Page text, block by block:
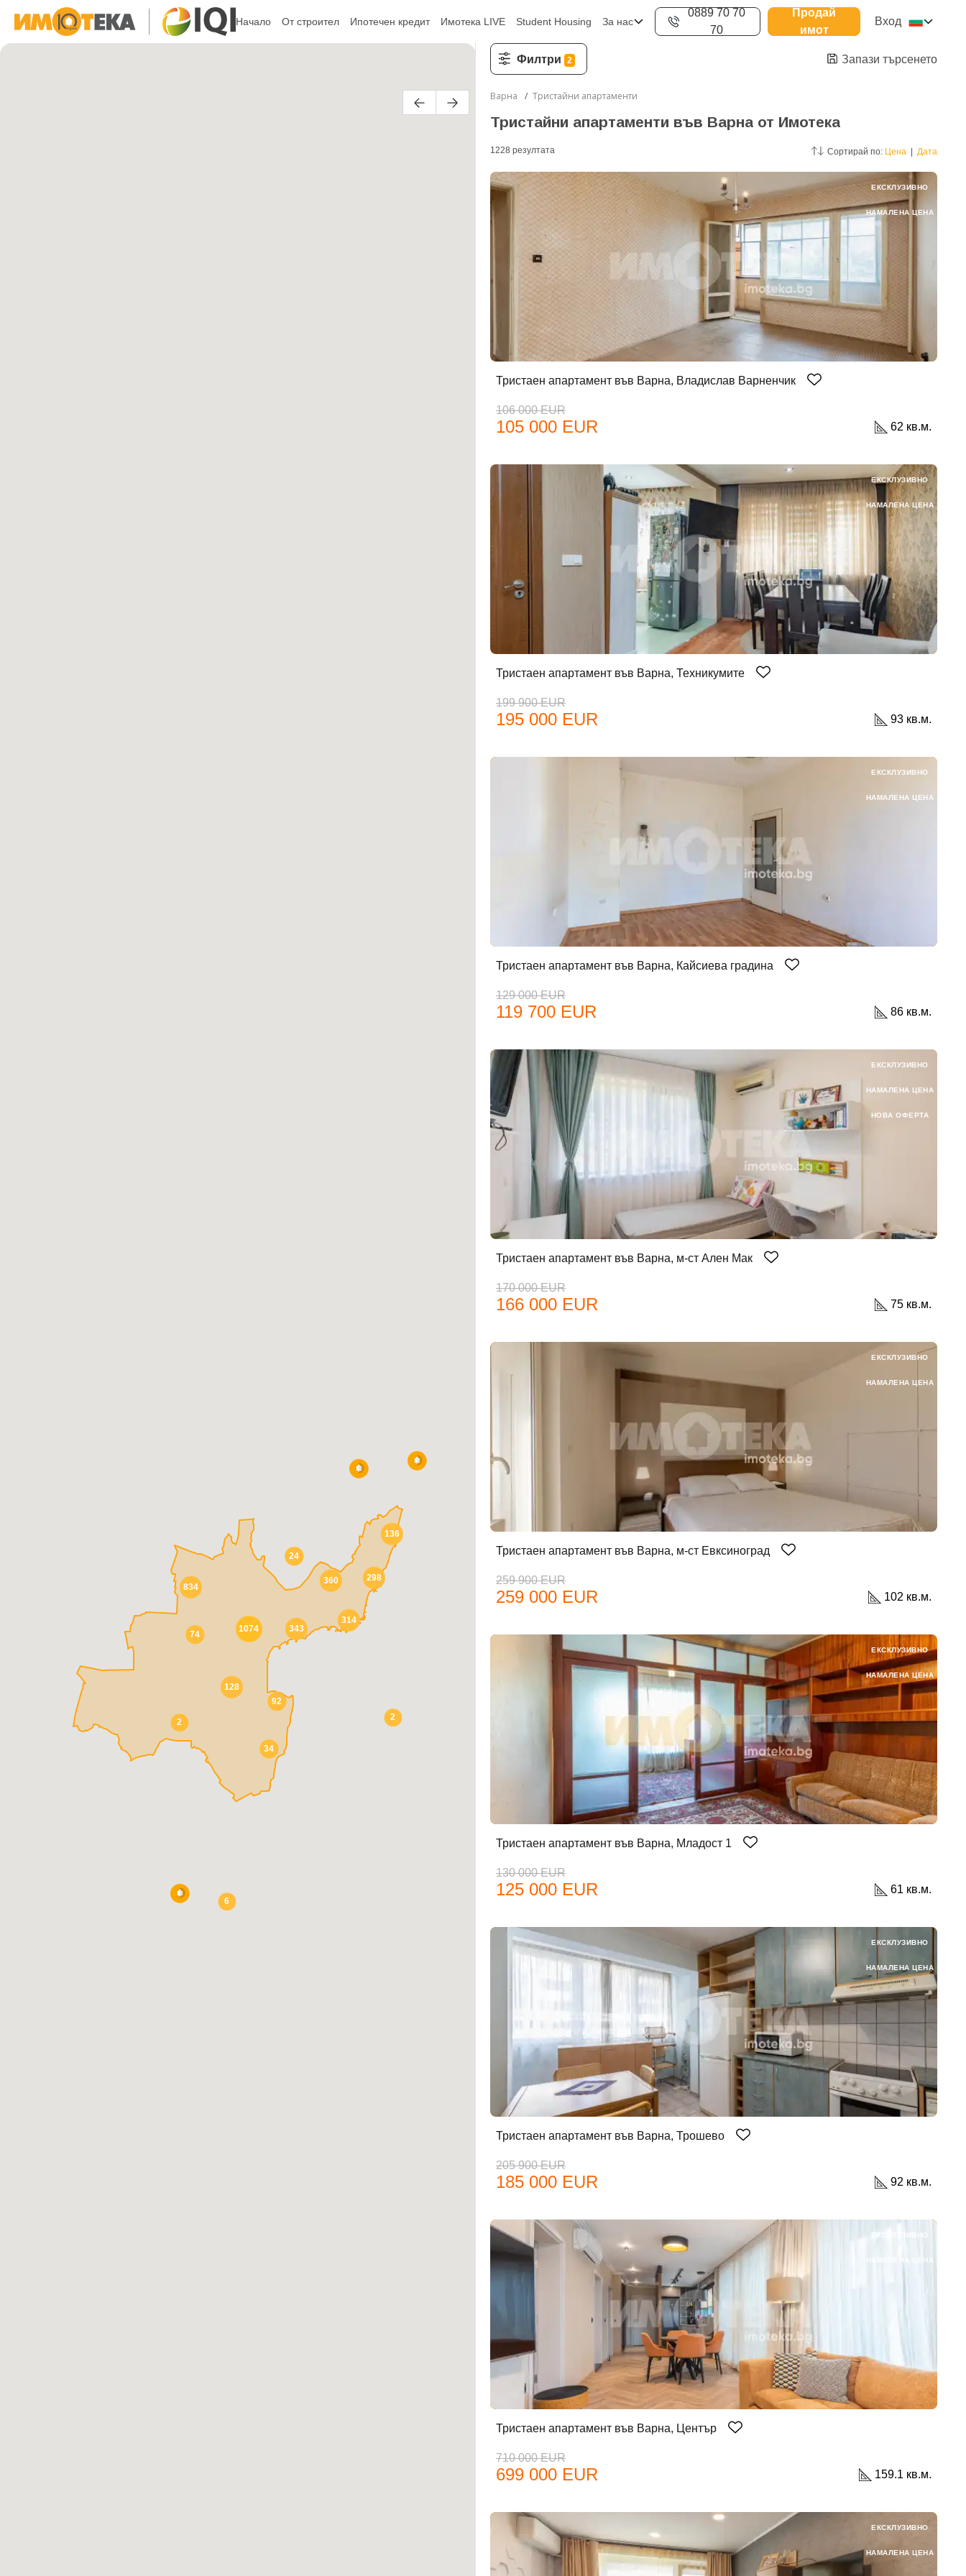
Начало От строител Ипотечен кредит Имотека LIVE Student Housing За нас
0889 70 70
70
Продай
имот
Вход
Парола
Вход с Facebook
834
1074
314
343
136
92
74
128
24
34
2
298
6
2
360
Филтри 2 Запази търсенето
Варна Тристайни апартаменти
Тристайни апартаменти във Варна от Имотека
1228 резултатa Сортирай по: Цена Дата
Тристаен апартамент във Варна, Владислав Варненчик
106 000 EUR
105 000 EUR 62 кв.м.
ЕКСКЛУЗИВНО
НАМАЛЕНА ЦЕНА
Тристаен апартамент във Варна, Техникумите
199 900 EUR
195 000 EUR 93 кв.м.
ЕКСКЛУЗИВНО
НАМАЛЕНА ЦЕНА
Тристаен апартамент във Варна, Кайсиева градина
129 000 EUR
119 700 EUR 86 кв.м.
ЕКСКЛУЗИВНО
НАМАЛЕНА ЦЕНА
Тристаен апартамент във Варна, м-ст Ален Мак
170 000 EUR
166 000 EUR 75 кв.м.
ЕКСКЛУЗИВНО
НАМАЛЕНА ЦЕНА
НОВА ОФЕРТА
Тристаен апартамент във Варна, м-ст Евксиноград
259 900 EUR
259 000 EUR 102 кв.м.
ЕКСКЛУЗИВНО
НАМАЛЕНА ЦЕНА
Тристаен апартамент във Варна, Младост 1
130 000 EUR
125 000 EUR 61 кв.м.
ЕКСКЛУЗИВНО
НАМАЛЕНА ЦЕНА
Тристаен апартамент във Варна, Трошево
205 900 EUR
185 000 EUR 92 кв.м.
ЕКСКЛУЗИВНО
НАМАЛЕНА ЦЕНА
Тристаен апартамент във Варна, Център
710 000 EUR
699 000 EUR 159.1 кв.м.
ЕКСКЛУЗИВНО
НАМАЛЕНА ЦЕНА
ЕКСКЛУЗИВНО
НАМАЛЕНА ЦЕНА